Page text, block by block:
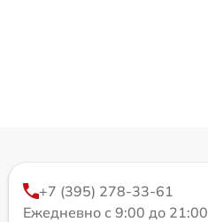
+7 (395) 278-33-61
Ежедневно с 9:00 до 21:00